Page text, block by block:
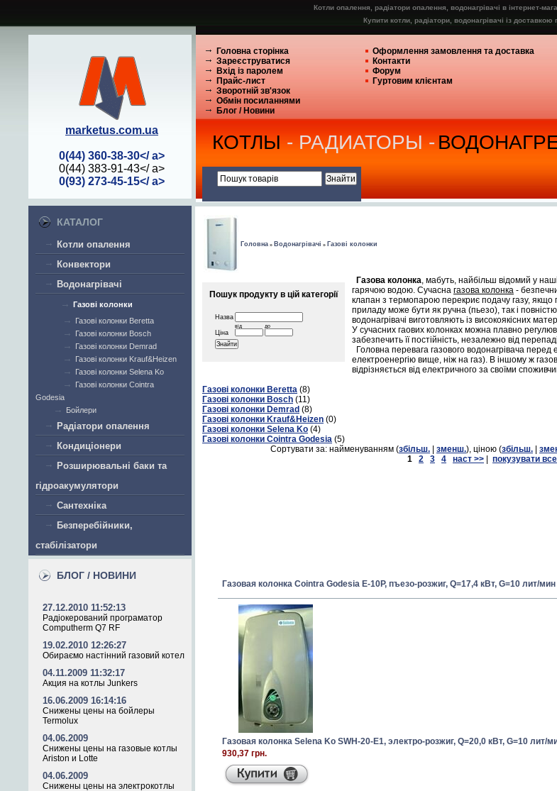
Котли опалення, радіатори опалення, водонагрівачі в інтернет-
Купити котли, радіатори, водонагрівачі із доставкою
marketus.com.ua
0(44) 360-38-30</ a>
0(44) 383-91-43</ a>
0(93) 273-45-15</ a>
КОТЛЫ - РАДИАТОРЫ -
Головна сторінка
Зареєструватися
Вхід із паролем
Прайс-лист
Зворотній зв'язок
Обмін посиланнями
Блог / Новини
Оформлення замовлення та доставка
Контакти
Форум
Гуртовим клієнтам
КАТАЛОГ
Котли опалення
Конвектори
Водонагрівачі
Газові колонки
Газові колонки Beretta
Газові колонки Bosch
Газові колонки Demrad
Газові колонки Krauf&Heizen
Газові колонки Selena Ko
Газові колонки Cointra
Godesia
Бойлери
Радіатори опалення
Кондиціонери
Розширювальні баки та
гідроакумулятори
Сантехніка
Безперебійники,
стабілізатори
БЛОГ / НОВИНИ
27.12.2010 11:52:13
Радіокерований програматор
Computherm Q7 RF
19.02.2010 12:26:27
Обираємо настінний газовий котел
04.11.2009 11:32:17
Акция на котлы Junkers
16.06.2009 16:14:16
Снижены цены на бойлеры
Termolux
04.06.2009
Снижены цены на газовые котлы
Ariston и Lotte
04.06.2009
Снижены цены на электрокотлы
Головна » Водонагрівачі » Газові колонки
Пошук продукту в цій категорії
Назва
Ціна
від до
Газова колонка, мабуть, найбільш відомий у
гарячою водою. Сучасна газова колонка -
клапан з термопарою перекриє подачу газу,
приладу може бути як ручна (пьезо), так і
водонагрівачі виготовляють із високоякісних
У сучасних гаових колонках можна плавно
забезпечить її постійність, незалежно від
Головна перевага газового водонагрівача
електроенергію вище, ніж на газ). В іншому ж
відрізняється від електричного за своїми
Газові колонки Beretta (8)
Газові колонки Bosch (11)
Газові колонки Demrad (8)
Газові колонки Krauf&Heizen (0)
Газові колонки Selena Ko (4)
Газові колонки Cointra Godesia (5)
Сортувати за: найменуванням (збільш. зменш.), ціною (збільш.
1
2 3 4 наст >> покузувати все
Газовая колонка Cointra Godesia Е-10Р, пъезо-розжиг, Q=17,4 кВт, G=10 лит/
Газовая колонка Selena Ko SWH-20-E1, электро-розжиг, Q=20,0 кВт, G=10 лит/
930,37 грн.